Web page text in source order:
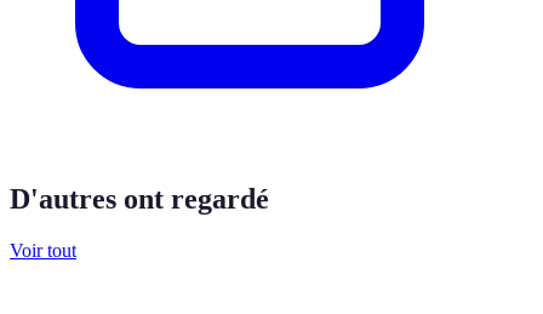
D'autres ont regardé
Voir tout